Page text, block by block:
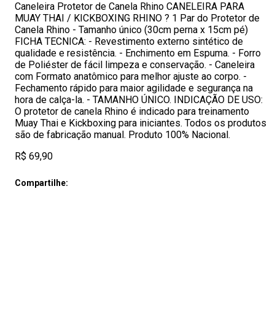
Caneleira Protetor de Canela Rhino CANELEIRA PARA
MUAY THAI / KICKBOXING RHINO ? 1 Par do Protetor de
Canela Rhino - Tamanho único (30cm perna x 15cm pé)
FICHA TECNICA: - Revestimento externo sintético de
qualidade e resistência. - Enchimento em Espuma. - Forro
de Poliéster de fácil limpeza e conservação. - Caneleira
com Formato anatômico para melhor ajuste ao corpo. -
Fechamento rápido para maior agilidade e segurança na
hora de calça-la. - TAMANHO ÚNICO. INDICAÇÃO DE USO:
O protetor de canela Rhino é indicado para treinamento
Muay Thai e Kickboxing para iniciantes. Todos os produtos
são de fabricação manual. Produto 100% Nacional.
R$ 69,90
Compartilhe: